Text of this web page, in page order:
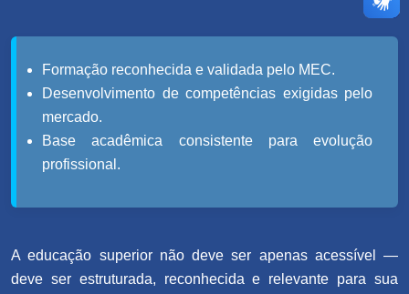
Formação reconhecida e validada pelo MEC.
Desenvolvimento de competências exigidas pelo
mercado.
Base acadêmica consistente para evolução
profissional.
A educação superior não deve ser apenas acessível —
deve ser estruturada, reconhecida e relevante para sua